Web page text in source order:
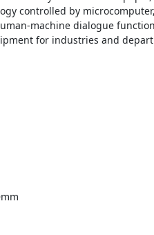
controlled by
machine dialogue
for industries and